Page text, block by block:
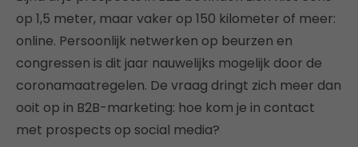
op 1,5 meter, maar vaker op 150 kilometer of meer:
online. Persoonlijk netwerken op beurzen en
congressen is dit jaar nauwelijks mogelijk door de
coronamaatregelen. De vraag dringt zich meer dan
ooit op in B2B-marketing: hoe kom je in contact
met prospects op social media?